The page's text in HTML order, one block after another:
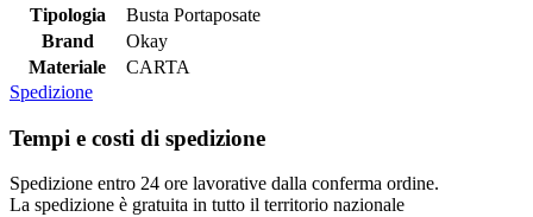
Tipologia
Busta Portaposate
Brand
Okay
Materiale
CARTA
Spedizione
Tempi e costi di spedizione
Spedizione entro 24 ore lavorative dalla conferma ordine.
La spedizione è gratuita in tutto il territorio nazionale